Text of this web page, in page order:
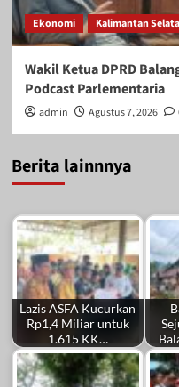
Ekonomi Kalimantan
Wakil Ketua DPRD
Podcast Parlementaria
admin Agustus 7, 2026
Berita lainnnya
Lazis ASFA Kucurkan
Rp1,4 Miliar untuk
1.615 KK…